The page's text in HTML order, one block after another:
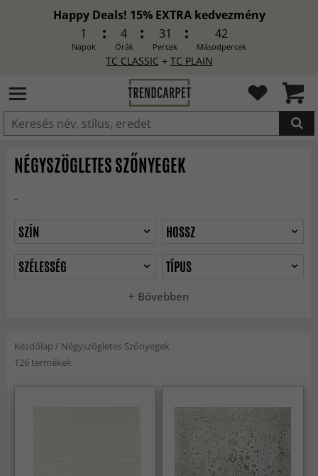
Happy Deals! 15% EXTRA kedvezmény
1
Napok
4
Órák
31
Percek
40
Másodpercek
TC CLASSIC + TC PLAIN
HOZZÁADVA
NÉGYSZÖGLETES SZŐNYEGEK
-
+ Bővebben
SZÍN
HOSSZ
SZÉLESSÉG
TÍPUS
Kezdőlap / Négyszögletes Szőnyegek
126 termékek